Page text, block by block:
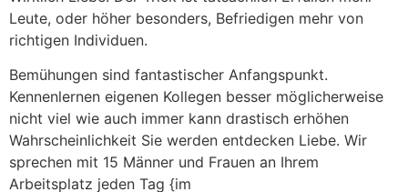
Leute, oder höher besonders, Befriedigen mehr von
richtigen Individuen.
Bemühungen sind fantastischer Anfangspunkt.
Kennenlernen eigenen Kollegen besser möglicherweise
nicht viel wie auch immer kann drastisch erhöhen
Wahrscheinlichkeit Sie werden entdecken Liebe. Wir
sprechen mit 15 Männer und Frauen an Ihrem
Arbeitsplatz jeden Tag {im